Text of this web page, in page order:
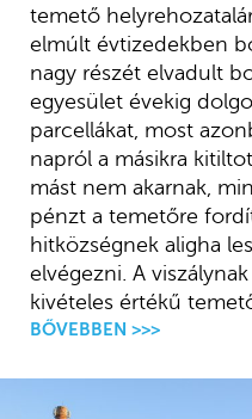
temető
elmúlt évtizedekben
nagy részét elvadult
egyesület évekig
parcellákat, most
napról a másikra
mást nem akarnak,
pénzt a temetőre
hitközségnek aligha
elvégezni. A
kivételes értékű
BŐVEBBEN >>>